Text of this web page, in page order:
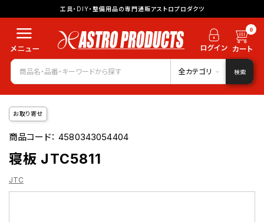
工具・DIY・整備用品の専門通販アストロプロダクツ
0
全カテゴリ 検索
お取り寄せ
商品コード：4580343054404
寝板 JTC5811
JTC